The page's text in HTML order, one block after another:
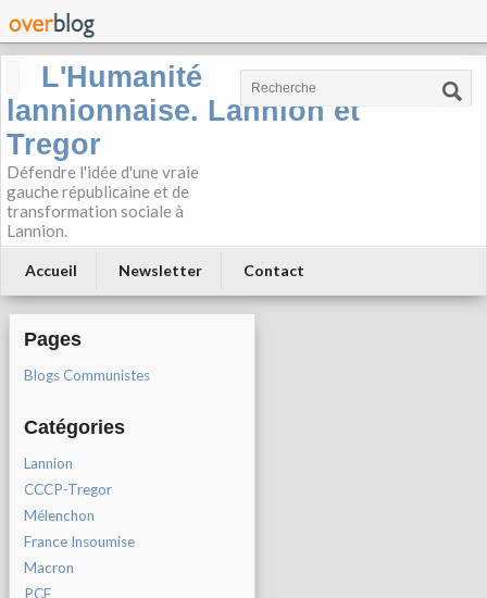
L'Humanité
lannionnaise. Lannion et
Tregor
Défendre l'idée d'une vraie
gauche républicaine et de
transformation sociale à
Lannion.
Accueil Newsletter Contact
Pages
Blogs Communistes
Catégories
Lannion
CCCP-Tregor
Mélenchon
France Insoumise
Macron
PCF